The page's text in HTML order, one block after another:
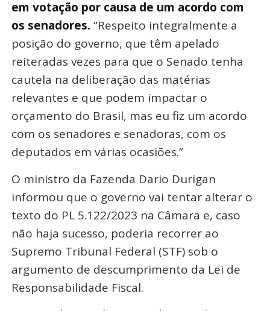
em votação por causa de um acordo com
os senadores. “Respeito integralmente a
posição do governo, que têm apelado
reiteradas vezes para que o Senado tenha
cautela na deliberação das matérias
relevantes e que podem impactar o
orçamento do Brasil, mas eu fiz um acordo
com os senadores e senadoras, com os
deputados em várias ocasiões.”
O ministro da Fazenda Dario Durigan
informou que o governo vai tentar alterar o
texto do PL 5.122/2023 na Câmara e, caso
não haja sucesso, poderia recorrer ao
Supremo Tribunal Federal (STF) sob o
argumento de descumprimento da Lei de
Responsabilidade Fiscal.